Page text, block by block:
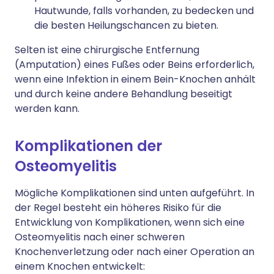
Hautwunde, falls vorhanden, zu bedecken und
die besten Heilungschancen zu bieten.
Selten ist eine chirurgische Entfernung
(Amputation) eines Fußes oder Beins erforderlich,
wenn eine Infektion in einem Bein-Knochen anhält
und durch keine andere Behandlung beseitigt
werden kann.
Komplikationen der
Osteomyelitis
Mögliche Komplikationen sind unten aufgeführt. In
der Regel besteht ein höheres Risiko für die
Entwicklung von Komplikationen, wenn sich eine
Osteomyelitis nach einer schweren
Knochenverletzung oder nach einer Operation an
einem Knochen entwickelt: